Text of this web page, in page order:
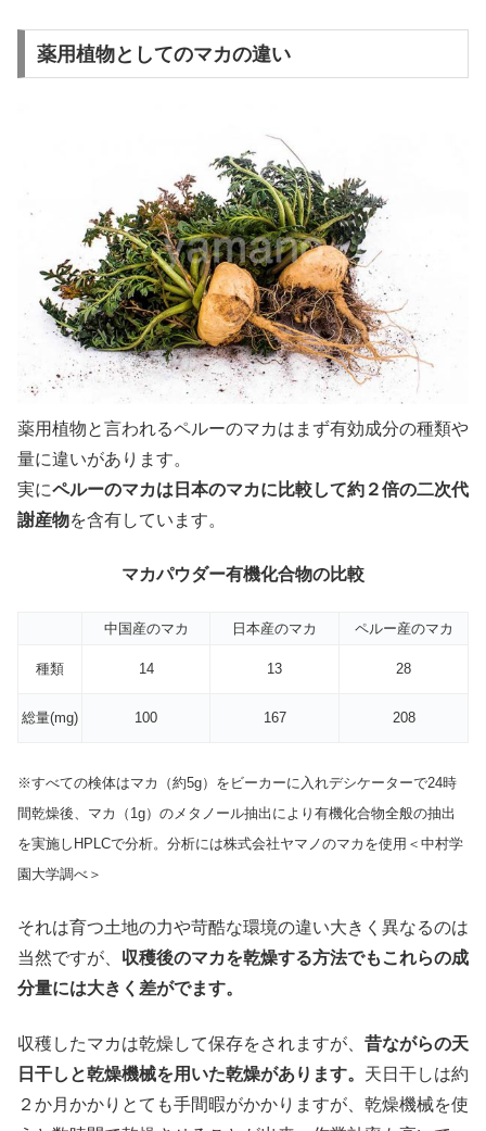
薬用植物としてのマカの違い
薬用植物と言われるペルーのマカはまず有効成分の種類や
量に違いがあります。
実にペルーのマカは日本のマカに比較して約２倍の二次代
謝産物を含有しています。
マカパウダー有機化合物の比較
中国産のマカ 日本産のマカ ペルー産のマカ
種類 14 13 28
総量(mg) 100 167 208
※すべての検体はマカ（約5g）をビーカーに入れデシケーターで24時
間乾燥後、マカ（1g）のメタノール抽出により有機化合物全般の抽出
を実施しHPLCで分析。分析には株式会社ヤマノのマカを使用＜中村学
園大学調べ＞
それは育つ土地の力や苛酷な環境の違い大きく異なるのは
当然ですが、 収穫後のマカを乾燥する方法でもこれらの成
分量には大きく差がでます。
収穫したマカは乾燥して保存をされますが、 昔ながらの天
日干しと乾燥機械を用いた乾燥があります。 天日干しは約
２か月かかりとても手間暇がかかりますが、乾燥機械を使